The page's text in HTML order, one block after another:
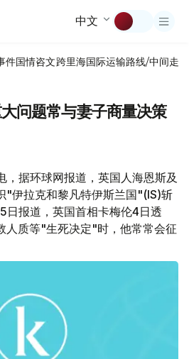
中文
件国情咨文跨里海国际运输路线/中间走廊
问题常与妻子商量决策
，据环球网报道，英国人海恩斯及
"伊拉克和黎凡特伊斯兰国"(IS)斩
日报道，英国首相卡梅伦4日透
人质等"生死决定"时，他常常会征